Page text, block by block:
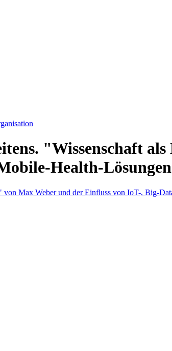
"Wissenschaft
Health-Lösungen